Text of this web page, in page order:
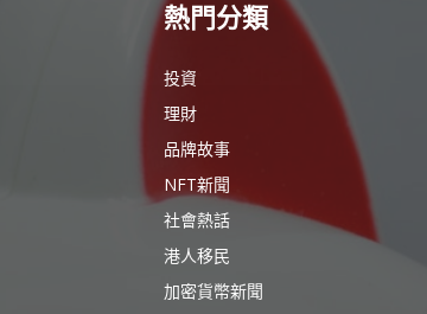
熱門分類
投資
理財
品牌故事
NFT新聞
社會熱話
港人移民
加密貨幣新聞